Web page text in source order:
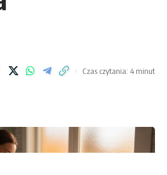
Czas czytania: 4 minut